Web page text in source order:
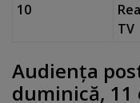
10
TV
Audienţa
duminică, 11